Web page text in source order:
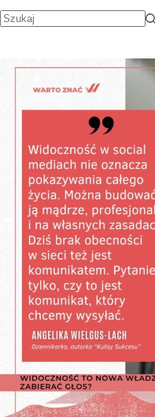
Katowicach
odbędzie
edycja
Kongresu